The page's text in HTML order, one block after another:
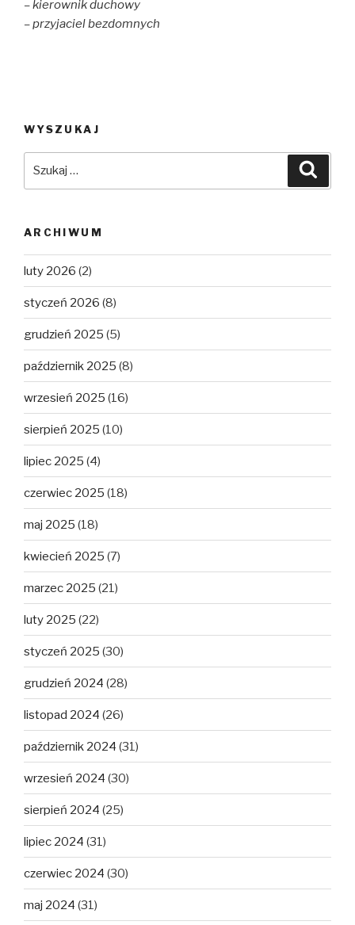
) w
)
– kierownik duchowy
– przyjaciel bezdomnych
WYSZUKAJ
ARCHIWUM
luty 2026 (2)
styczeń 2026 (8)
grudzień 2025 (5)
październik 2025 (8)
wrzesień 2025 (16)
sierpień 2025 (10)
lipiec 2025 (4)
czerwiec 2025 (18)
maj 2025 (18)
kwiecień 2025 (7)
marzec 2025 (21)
luty 2025 (22)
styczeń 2025 (30)
grudzień 2024 (28)
listopad 2024 (26)
październik 2024 (31)
wrzesień 2024 (30)
sierpień 2024 (25)
lipiec 2024 (31)
czerwiec 2024 (30)
maj 2024 (31)